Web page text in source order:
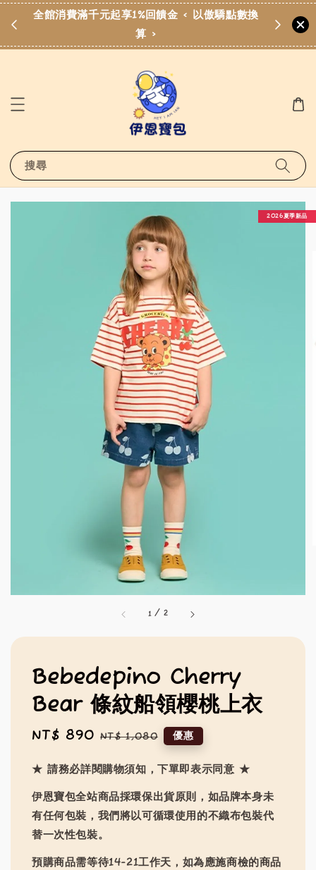
傲驕點數換
歡迎加入伊恩寶包LINE社群
點擊加入LINE社群
搜尋
1 / 2
2026夏季新品
Bebedepino Cherry
Bear 條紋船領櫻桃上衣
Sale
NT$ 890 Regular
NT$ 1,080 優惠
★ 請務必詳閱購物須知，下單即表示同意 ★
伊恩寶包全站商品採環保出貨原則，如品牌本身未
有任何包裝，我們將以可循環使用的不織布包裝代
替一次性包裝。
預購商品需等待14-21工作天，如為應施商檢的商品